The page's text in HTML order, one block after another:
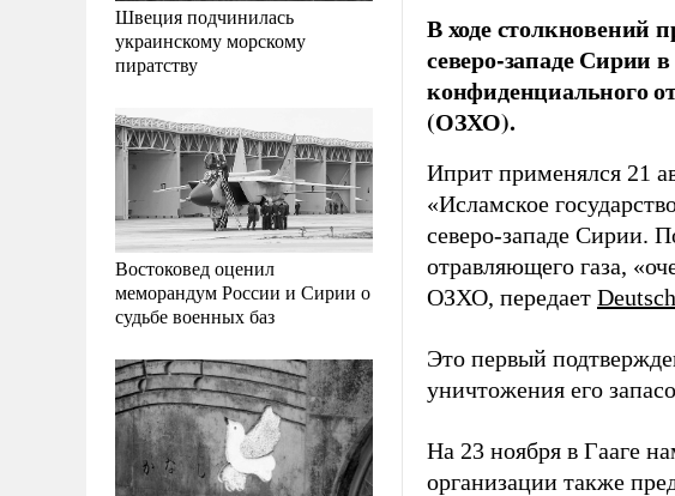
Швеция подчинилась
украинскому морскому
пиратству
Востоковед оценил
меморандум России и Сирии о
судьбе военных баз
В ходе столкновений
северо-западе Сирии
конфиденциального
(ОЗХО).
Иприт применялся 21
«Исламское
северо-западе Сирии.
отравляющего газа,
ОЗХО, передает
Это первый
уничтожения его
На 23 ноября в Гааге
организации также